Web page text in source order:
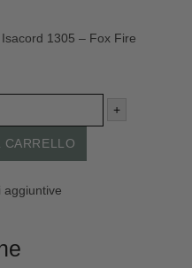
1305 – Fox Fire
+
CARRELLO
aggiuntive